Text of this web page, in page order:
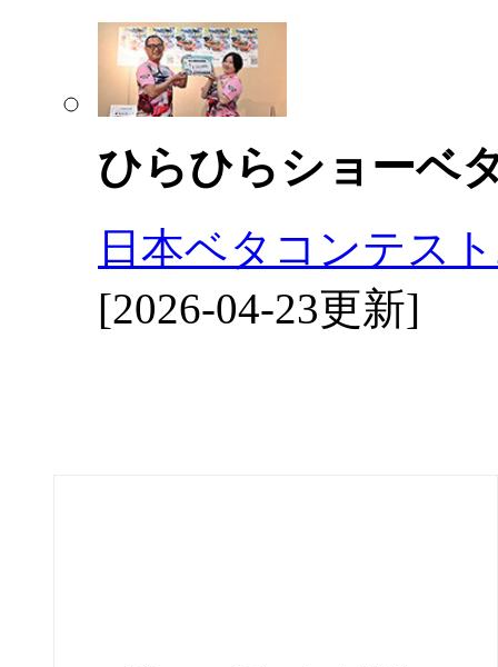
ひらひらショーベ
日本ベタコンテス
[2026-04-23更新]